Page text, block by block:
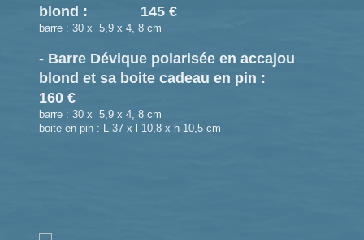
blond : 145 €
barre : 30 x 5,9 x 4, 8 cm
- Barre Dévique polarisée en accajou
blond et sa boite cadeau en pin :
160 €
barre : 30 x 5,9 x 4, 8 cm
boite en pin : L 37 x l 10,8 x h 10,5 cm